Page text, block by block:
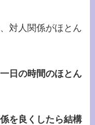
対人関係がほとん
一日の時間のほとん
を良くしたら結構